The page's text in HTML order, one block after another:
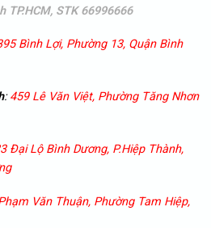
TP.HCM, STK 66996666
Bình Lợi, Phường 13, Quận Bình
:459 Lê Văn Việt, Phường Tăng Nhơn
Đại Lộ Bình Dương, P.Hiệp Thành,
Văn Thuận, Phường Tam Hiệp,